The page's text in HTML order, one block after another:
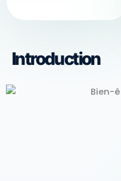
Introduction